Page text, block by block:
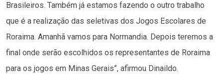
Brasileiros. Também já estamos fazendo o outro trabalho
que é a realização das seletivas dos Jogos Escolares de
Roraima. Amanhã vamos para Normandia. Depois teremos a
final onde serão escolhidos os representantes de Roraima
para os jogos em Minas Gerais”, afirmou Dinaildo.